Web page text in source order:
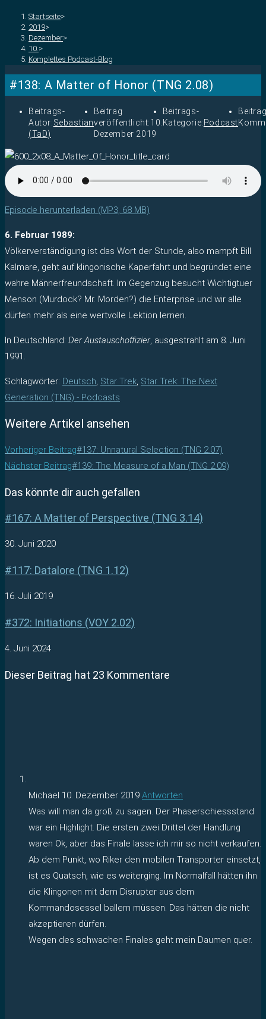
Startseite>
2019>
Dezember>
10. >
Komplettes Podcast-Blog
#138: A Matter of Honor (TNG 2.08)
Beitrags-
Autor:Sebastian
(TaD)
Beitrag
veröffentlicht:10.
Dezember 2019
Beitrags-
Kategorie: Podcast
Episode herunterladen (MP3, 68 MB)
6. Februar 1989:
Völkerverständigung ist das Wort der Stunde, also mampft Bill
Kalmare, geht auf klingonische Kaperfahrt und begründet eine
wahre Männerfreundschaft. Im Gegenzug besucht Wichtigtuer
Menson (Murdock? Mr. Morden?) die Enterprise und wir alle
dürfen mehr als eine wertvolle Lektion lernen.
In Deutschland: Der Austauschoffizier, ausgestrahlt am 8. Juni
1991.
Schlagwörter: Deutsch, Star Trek, Star Trek: The Next
Generation (TNG) - Podcasts
Weitere Artikel ansehen
Vorheriger Beitrag#137: Unnatural Selection (TNG 2.07)
Nächster Beitrag#139: The Measure of a Man (TNG 2.09)
Das könnte dir auch gefallen
#167: A Matter of Perspective (TNG 3.14)
30. Juni 2020
#117: Datalore (TNG 1.12)
16. Juli 2019
#372: Initiations (VOY 2.02)
4. Juni 2024
Dieser Beitrag hat 23 Kommentare
Michael 10. Dezember 2019 Antworten
Was will man da groß zu sagen. Der Phaserschiessstand
war ein Highlight. Die ersten zwei Drittel der Handlung
waren Ok, aber das Finale lasse ich mir so nicht verkaufen.
Ab dem Punkt, wo Riker den mobilen Transporter einsetzt,
ist es Quatsch, wie es weiterging. Im Normalfall hätten ihn
die Klingonen mit dem Disrupter aus dem
Kommandosessel ballern müssen. Das hätten die nicht
akzeptieren dürfen.
Wegen des schwachen Finales geht mein Daumen quer.